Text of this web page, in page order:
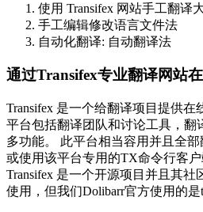
使用 Transifex 网站手工翻译
手工编辑修改语言文件法
自动化翻译: 自动翻译法
通过Transifex专业翻译网站
Transifex 是一个给翻译项目提供
平台包括翻译团队和讨论工具，翻
多功能。 此平台相当容用并且全
或使用该平台专用的TX命令行客
Transifex 是一个开源项目并且其
使用，但我们Dolibarr官方使用的是